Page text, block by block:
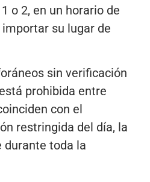
o 2, en un horario de
su lugar de
sin verificación
prohibida entre
con el
restringida del día, la
durante toda la